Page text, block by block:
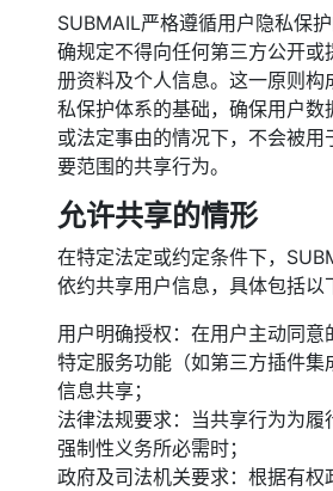
SUBMAIL严格遵循用户隐私保
确规定不得向任何第三方公开或
册资料及个人信息。这一原则构
私保护体系的基础，确保用户数
或法定事由的情况下，不会被用
要范围的共享行为。
允许共享的情形
在特定法定或约定条件下，
依约共享用户信息，具体包括以
用户明确授权：在用户主动同意
特定服务功能（如第三方插件集
信息共享；
法律法规要求：当共享行为为履
强制性义务所必需时；
政府及司法机关要求：根据有权